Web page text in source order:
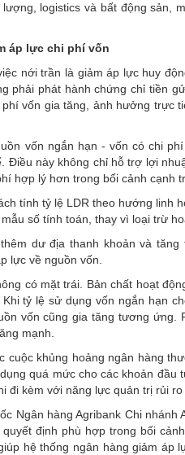
logistics và bất động sản,
áp lực chi phí vốn
nới trần là giảm áp lực huy
phải phát hành chứng chỉ tiền
vốn gia tăng, ảnh hưởng trực
vốn ngắn hạn - vốn có chi
Điều này không chỉ hỗ trợ lợi
hợp lý hơn trong bối cảnh cạnh
tính tỷ lệ LDR theo hướng linh
số tính toán, thay vì loại trừ
dư địa thanh khoản và
lực về nguồn vốn.
có mặt trái. Bản chất hoạt
tỷ lệ sử dụng vốn ngắn hạn
vốn cũng gia tăng tương
mạnh.
cuộc khủng hoảng ngân hàng
quá mức cho các khoản đầu
đi kèm với năng lực quản trị rủi
Ngân hàng Agribank Chi
định phù hợp trong bối
hệ thống ngân hàng giảm áp